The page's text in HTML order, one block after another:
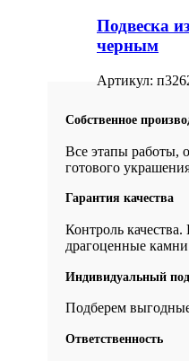
Подвеска
черным
Артикул:
Собственное
Все этапы работы,
готового
Гарантия качества
Контроль
драгоценные
Индивидуальный
Подберем
Ответственность